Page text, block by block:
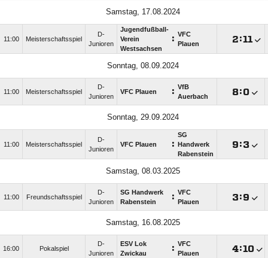
Samstag, 17.08.2024
11:00 Meisterschaftsspiel
D-
Junioren
Jugendfußball-
Verein
Westsachsen
: VFC
Plauen
:
Sonntag, 08.09.2024
11:00 Meisterschaftsspiel
D-
Junioren
VFC Plauen : VfB
Auerbach
:
Sonntag, 29.09.2024
11:00 Meisterschaftsspiel
D-
Junioren
VFC Plauen :
SG
Handwerk
Rabenstein
:
Samstag, 08.03.2025
11:00 Freundschaftsspiel
D-
Junioren
SG Handwerk
Rabenstein
: VFC
Plauen
:
Samstag, 16.08.2025
16:00 Pokalspiel
D-
Junioren
ESV Lok
Zwickau
: VFC
Plauen
: